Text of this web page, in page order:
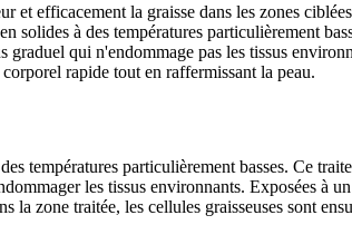
efficacement la graisse dans les zones
solides à des températures particulièrement
graduel qui n'endommage pas les tissus
rapide tout en raffermissant la peau.
températures particulièrement basses. Ce
les tissus environnants. Exposées
la zone traitée, les cellules graisseuses sont